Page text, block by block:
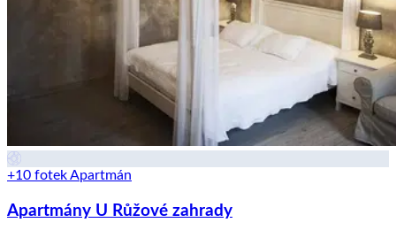
+10 fotekApartmán
Apartmány U Růžové zahrady